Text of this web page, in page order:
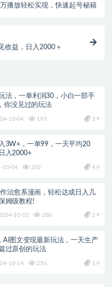
播放轻松实现，快速起号秘籍
收益，日入2000＋
法，一单利润30，小白一部手
你没见过的玩法
10-04 195 3.9
3W+，一单99，一天平均20
入2000+
10-04 252 4.9
治愈系漫画，轻松达成日入几
姆级教程!
10-02 280 2.9
Ai图文变现最新玩法，一天生产
过原创的玩法
10-14 256 1.9